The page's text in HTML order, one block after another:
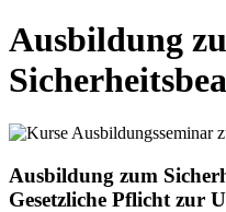
Ausbildung
Ausbildung zum
Gesetzliche Pflicht zur